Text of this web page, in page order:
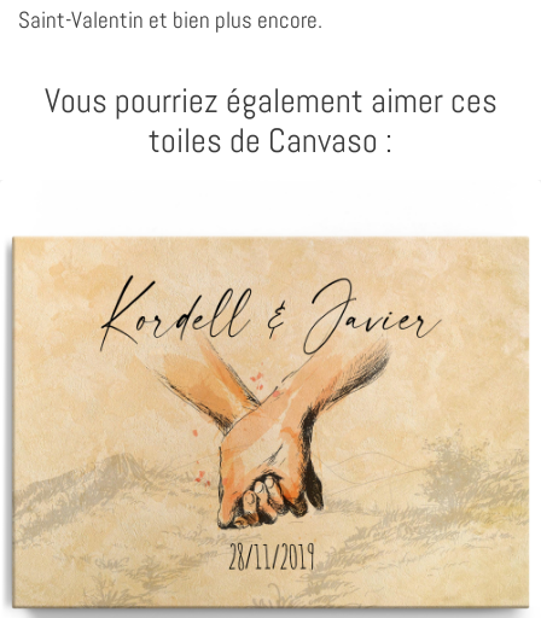
Saint-Valentin et bien plus encore.
Vous pourriez également aimer ces
toiles de Canvaso :